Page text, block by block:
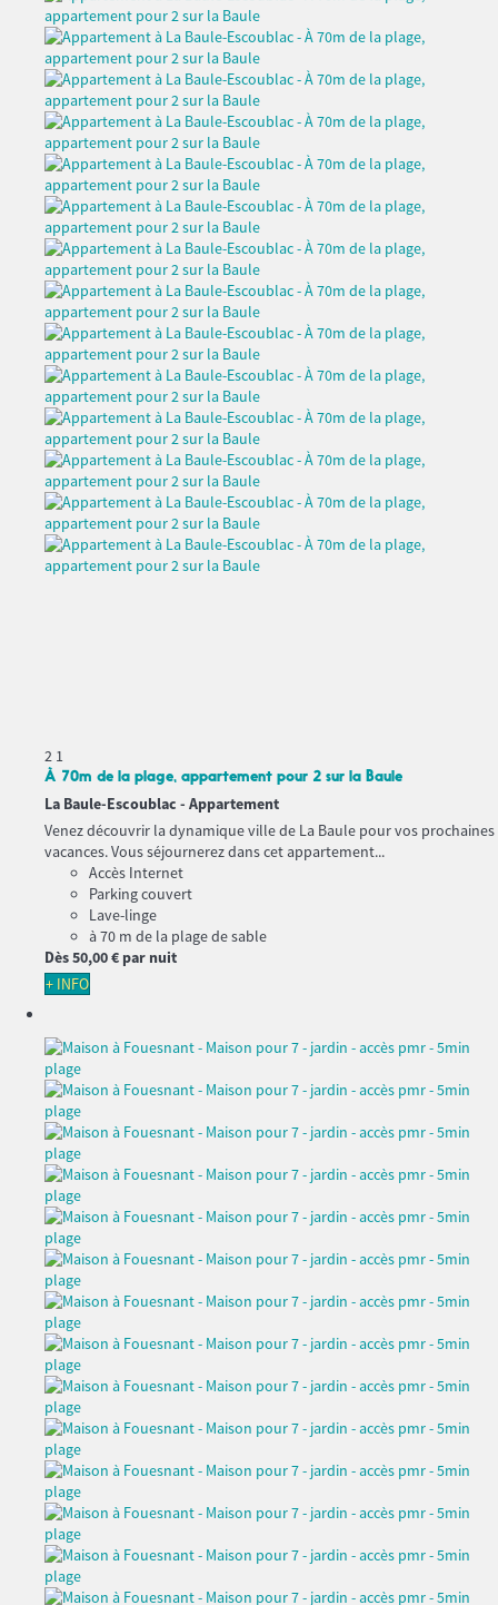
2 1
À 70m de la plage, appartement pour 2 sur la Baule
La Baule-Escoublac - Appartement
Venez découvrir la dynamique ville de La Baule pour vos prochaines
vacances. Vous séjournerez dans cet appartement...
Accès Internet
Parking couvert
Lave-linge
à 70 m de la plage de sable
Dès50,00 € par nuit
+ INFO